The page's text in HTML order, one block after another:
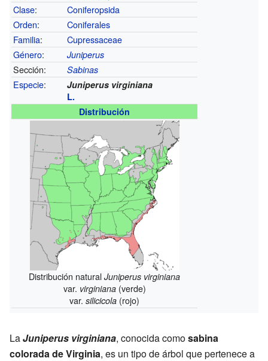
Clase:
Coniferopsida
Orden:
Coniferales
Familia:
Cupressaceae
Género: Juniperus
Sección: Sabinas
Especie:
Juniperus virginiana
L.
Distribución
Distribución naturalJuniperus virginiana
var. virginiana(verde)
var.silicicola (rojo)
LaJuniperus virginiana, conocida comosabina
colorada de Virginia, es un tipo de árbol que pertenece a